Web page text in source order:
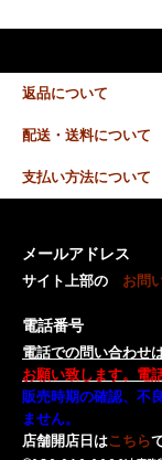
返品について
配送・送料について
支払い方法について
メールアドレス
サイト上部の お問
電話番号
電話での問い合わせ
お願い致します。電
販売時期の確認、不
ません。
店舗開店日はこちら